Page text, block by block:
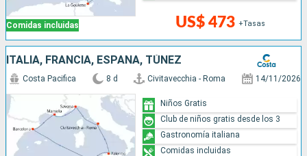
Comidas incluidas US$ 473 +Tasas
ITALIA, FRANCIA, ESPAÑA, TÚNEZ
Costa Pacifica 8 d Civitavecchia - Roma 14/11/2026
Niños Gratis
Club de niños gratis desde los 3
Gastronomía italiana
Comidas incluidas